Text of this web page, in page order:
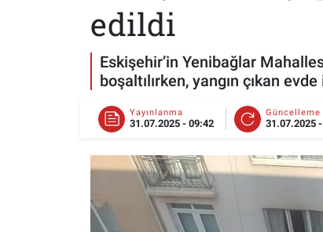
edildi
Eskişehir’in Yenibağlar
boşaltılırken, yangın çıkan
Yayınlanma
31.07.2025 - 09:42
Güncelleme
31.07.2025
MAGAZİN
TEKNOLOJİ
ESKİŞEHİR NÖBETÇİ ECZANELER
Eskişehir Trafik Yoğunluk Haritası
Süper Lig Puan Durumu ve Fikstür
Tüm Manşetler
Son Dakika Haberleri
Haber Arşivi